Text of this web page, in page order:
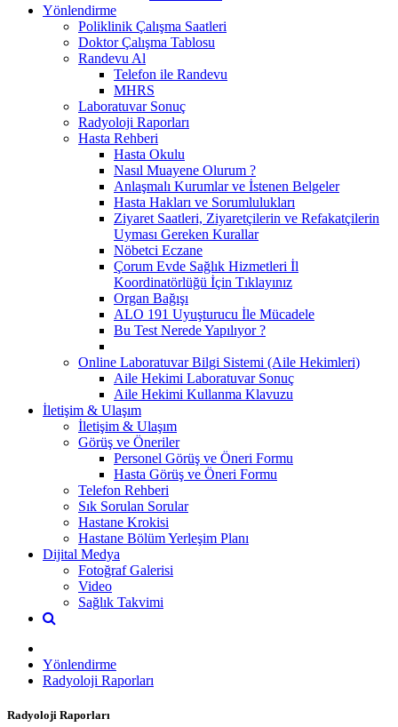
Yönlendirme
Poliklinik Çalışma Saatleri
Doktor Çalışma Tablosu
Randevu Al
Telefon ile Randevu
MHRS
Laboratuvar Sonuç
Radyoloji Raporları
Hasta Rehberi
Hasta Okulu
Nasıl Muayene Olurum ?
Anlaşmalı Kurumlar ve İstenen Belgeler
Hasta Hakları ve Sorumlulukları
Ziyaret Saatleri, Ziyaretçilerin ve Refakatçilerin
Uyması Gereken Kurallar
Nöbetci Eczane
Çorum Evde Sağlık Hizmetleri İl
Koordinatörlüğü İçin Tıklayınız
Organ Bağışı
ALO 191 Uyuşturucu İle Mücadele
Bu Test Nerede Yapılıyor ?
Online Laboratuvar Bilgi Sistemi (Aile Hekimleri)
Aile Hekimi Laboratuvar Sonuç
Aile Hekimi Kullanma Klavuzu
İletişim & Ulaşım
İletişim & Ulaşım
Görüş ve Öneriler
Personel Görüş ve Öneri Formu
Hasta Görüş ve Öneri Formu
Telefon Rehberi
Sık Sorulan Sorular
Hastane Krokisi
Hastane Bölüm Yerleşim Planı
Dijital Medya
Fotoğraf Galerisi
Video
Sağlık Takvimi
Yönlendirme
Radyoloji Raporları
Radyoloji Raporları